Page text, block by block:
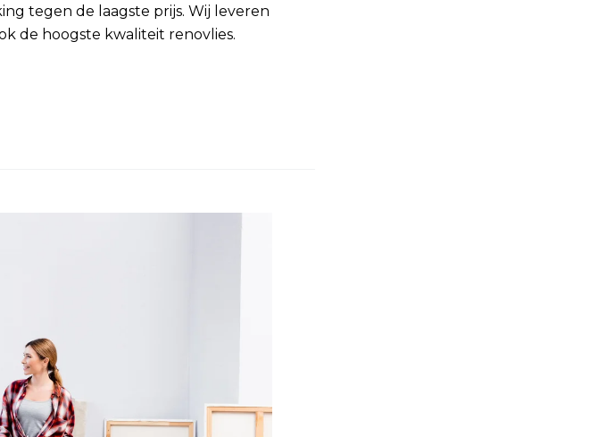
tegen de laagste prijs. Wij leveren
de hoogste kwaliteit renovlies.